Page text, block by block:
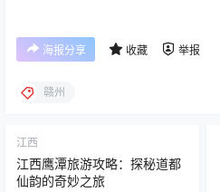
海报分享 收藏 举报
赣州
江西
江西鹰潭旅游攻略：探秘道都
仙韵的奇妙之旅